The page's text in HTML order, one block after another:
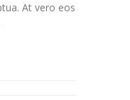
At vero eos